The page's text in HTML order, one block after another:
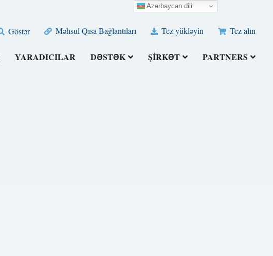
Göstər Məhsul Qısa Bağlantıları Tez yükləyin Tez alın
YARADICILAR DƏSTƏK ŞIRKƏT PARTNERS
Azərbaycan dili